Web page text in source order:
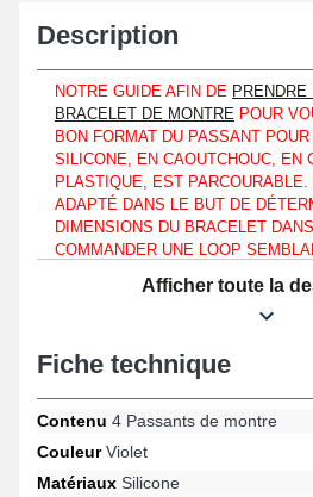
Description
NOTRE GUIDE AFIN DE PRENDRE
BRACELET DE MONTRE POUR
BON FORMAT DU PASSANT
SILICONE, EN CAOUTCHOUC, EN
PLASTIQUE, EST
ADAPTÉ DANS LE BUT DE
DIMENSIONS DU BRACELET
COMMANDER UNE LOOP
INVICTA, GUESS OU BIEN UNE
bracelet de montre pouvant rabaisser la
de la montre à réparer peut être
montre-bracelet marque Tommy
Garmin, puisque les loops 20 mm sont
version de passant pour montre
bracelets de montre pour homme
Afficher toute la
Fiche technique
Contenu 4 Passants de montre
CouleurViolet
Matériaux Silicone